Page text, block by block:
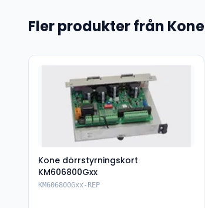
Fler produkter från Kone
Kone dörrstyrningskort
KM606800Gxx
KM606800Gxx-REP